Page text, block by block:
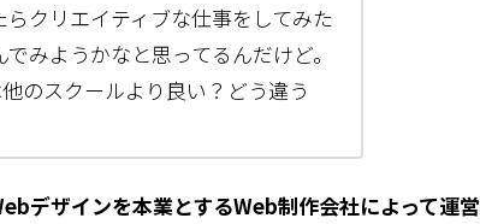
クリエイティブな仕事をしてみた
みようかなと思ってるんだけど。
のスクールより良い？どう違う
デザインを本業とするWeb制作会社によって運営